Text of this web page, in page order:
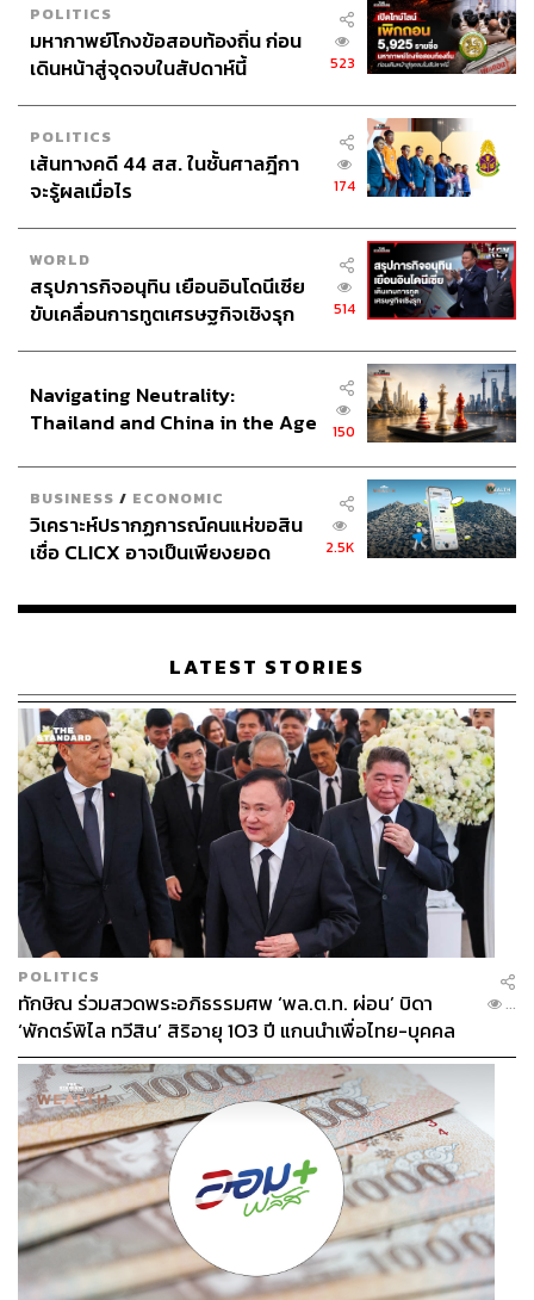
TAGS: สระแก้ว แพทองธาร ชินวัตร
สัญญาณโทรศัพท์
บ้านคลองลึก
221
ABOUT THE AUTHOR
THE STANDARD TEAM
กองบรรณาธิการ THE STANDARD
POLITICS
มหากาพย์โกงข้อสอบท้องถิ่น ก่อน
เดินหน้าสู่จุดจบในสัปดาห์นี้
523
POLITICS
เส้นทางคดี 44 สส. ในชั้นศาลฎีกา
จะรู้ผลเมื่อไร
174
WORLD
สรุปภารกิจอนุทิน เยือนอินโดนีเซีย
ขับเคลื่อนการทูตเศรษฐกิจเชิงรุก
514
Navigating Neutrality:
Thailand and China in the Age
150
BUSINESS / ECONOMIC
วิเคราะห์ปรากฏการณ์คนแห่ขอสิน
เชื่อ CLICX อาจเป็นเพียงยอด
เรือนไทยที่ถูกซุกไว้
2.5K
LATEST STORIES
POLITICS
ทักษิณ ร่วมสวดพระอภิธรรมศพ ‘พล.ต.ท. ผ่อน’ บิดา
‘พักตร์พิไล ทวีสิน’ สิริอายุ 103 ปี แกนนำเพื่อไทย-บุคคล
หลากวงการร่วมอาลัย
...